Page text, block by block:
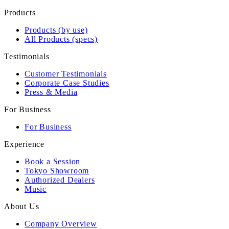
Products
Products (by use)
All Products (specs)
Testimonials
Customer Testimonials
Corporate Case Studies
Press & Media
For Business
For Business
Experience
Book a Session
Tokyo Showroom
Authorized Dealers
Music
About Us
Company Overview